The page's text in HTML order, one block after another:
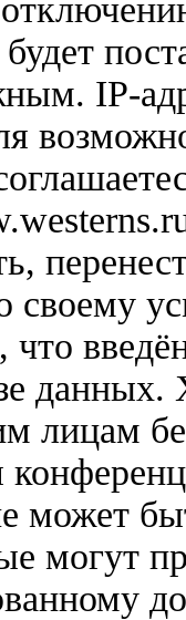
IP-
своему
что
лицам
может
могут